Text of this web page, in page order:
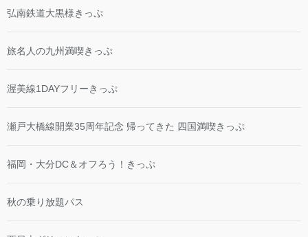
弘南鉄道大黒様きっぷ
旅名人の九州満喫きっぷ
渥美線1DAYフリーきっぷ
瀬戸大橋線開業35周年記念 帰ってきた 四国満喫きっぷ
福岡・大分DC＆オフろう！きっぷ
秋の乗り放題パス